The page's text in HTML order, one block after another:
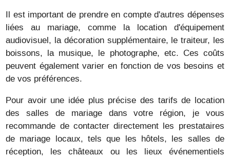
Il est important de prendre en compte d'autres dépenses
liées au mariage, comme la location d'équipement
audiovisuel, la décoration supplémentaire, le traiteur, les
boissons, la musique, le photographe, etc. Ces coûts
peuvent également varier en fonction de vos besoins et
de vos préférences.
Pour avoir une idée plus précise des tarifs de location
des salles de mariage dans votre région, je vous
recommande de contacter directement les prestataires
de mariage locaux, tels que les hôtels, les salles de
réception, les châteaux ou les lieux événementiels